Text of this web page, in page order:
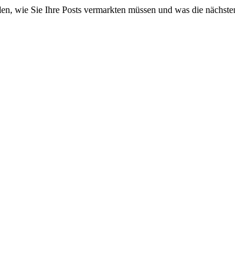
wie Sie Ihre Posts vermarkten müssen und was die